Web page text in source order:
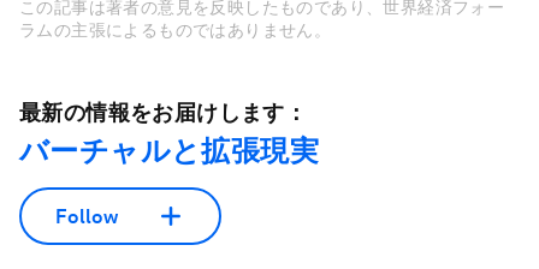
この記事は著者の意見を反映したものであり、世界経済フォー
ラムの主張によるものではありません。
最新の情報をお届けします：
バーチャルと拡張現実
Follow